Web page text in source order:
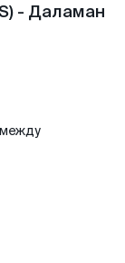
- Даламан